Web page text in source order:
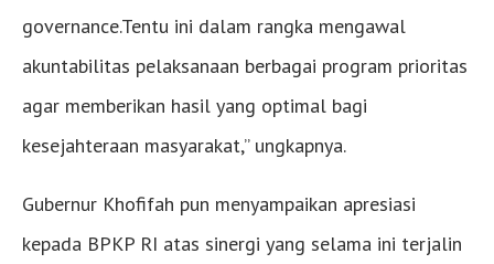
governance.Tentu ini dalam rangka mengawal
akuntabilitas pelaksanaan berbagai program prioritas
agar memberikan hasil yang optimal bagi
kesejahteraan masyarakat,” ungkapnya.
Gubernur Khofifah pun menyampaikan apresiasi
kepada BPKP RI atas sinergi yang selama ini terjalin